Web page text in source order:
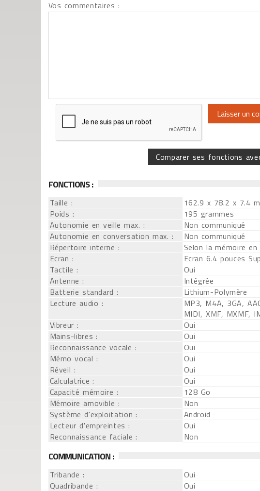
Vos commentaires :
Comparer ses fonctions
FONCTIONS :
Taille :
162.9 x 78.2 x 7.4
Poids :
195 grammes
Autonomie en veille max. :
Non communiqué
Autonomie en conversation max. :
Non communiqué
Répertoire interne :
Selon la mémoire
Ecran :
Ecran 6.4 pouces
Tactile :
Oui
Antenne :
Intégrée
Batterie standard :
Lithium-Polymère
Lecture audio :
MP3, M4A, 3GA,
MIDI, XMF, MXMF,
Vibreur :
Oui
Mains-libres :
Oui
Reconnaissance vocale :
Oui
Mémo vocal :
Oui
Réveil :
Oui
Calculatrice :
Oui
Capacité mémoire :
128 Go
Mémoire amovible :
Non
Système d'exploitation :
Android
Lecteur d'empreintes :
Oui
Reconnaissance faciale :
Non
COMMUNICATION :
Tribande :
Oui
Quadribande :
Oui